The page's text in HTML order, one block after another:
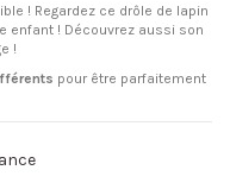
! Regardez ce drôle de lapin
enfant ! Découvrez aussi son
!
pour être parfaitement